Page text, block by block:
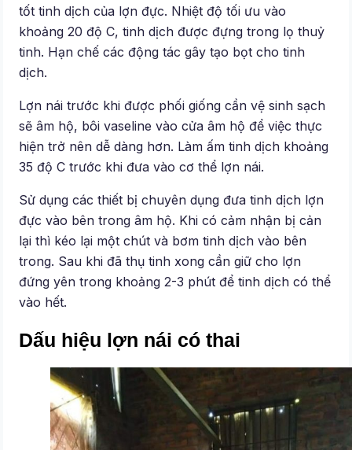
tốt tinh dịch của lợn đực. Nhiệt độ tối ưu vào
khoảng 20 độ C, tinh dịch được đựng trong lọ thuỷ
tinh. Hạn chế các động tác gây tạo bọt cho tinh
dịch.
Lợn nái trước khi được phối giống cần vệ sinh sạch
sẽ âm hộ, bôi vaseline vào cửa âm hộ để việc thực
hiện trở nên dễ dàng hơn. Làm ấm tinh dịch khoảng
35 độ C trước khi đưa vào cơ thể lợn nái.
Sử dụng các thiết bị chuyên dụng đưa tinh dịch lợn
đực vào bên trong âm hộ. Khi có cảm nhận bị cản
lại thì kéo lại một chút và bơm tinh dịch vào bên
trong. Sau khi đã thụ tinh xong cần giữ cho lợn
đứng yên trong khoảng 2-3 phút để tinh dịch có thể
vào hết.
Dấu hiệu lợn nái có thai